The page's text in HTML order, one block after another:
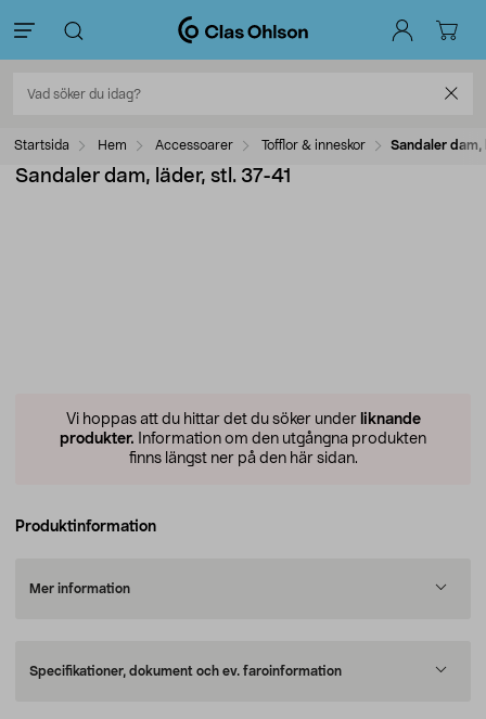
Startsida Hem Accessoarer Tofflor & inneskor Sandaler dam,
Sandaler dam, läder, stl. 37-41
Vi hoppas att du hittar det du söker under liknande
produkter. Information om den utgångna produkten
finns längst ner på den här sidan.
Produktinformation
Mer information
Specifikationer, dokument och ev. faroinformation